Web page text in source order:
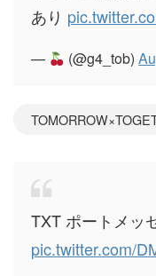
あり
— (@g4_tob)
TXT ポートメッ
pic.twitter.com/